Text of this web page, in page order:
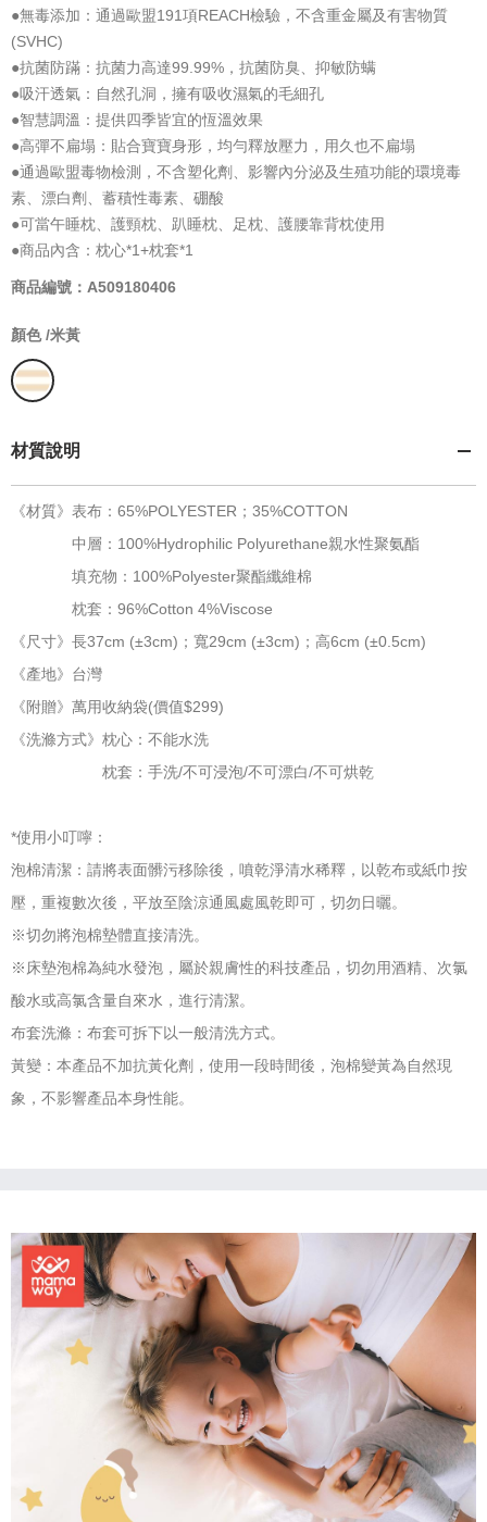
●無毒添加：通過歐盟191項REACH檢驗，不含重金屬及有害物質
(SVHC)
●抗菌防蹣：抗菌力高達99.99%，抗菌防臭、抑敏防螨
●吸汗透氣：自然孔洞，擁有吸收濕氣的毛細孔
●智慧調溫：提供四季皆宜的恆溫效果
●高彈不扁塌：貼合寶寶身形，均勻釋放壓力，用久也不扁塌
●通過歐盟毒物檢測，不含塑化劑、影響內分泌及生殖功能的環境毒
素、漂白劑、蓄積性毒素、硼酸
●可當午睡枕、護頸枕、趴睡枕、足枕、護腰靠背枕使用
●商品內含：枕心*1+枕套*1
商品編號：A509180406
顏色 /米黃
材質說明
《材質》表布：65%POLYESTER；35%COTTON
中層：100%Hydrophilic Polyurethane親水性聚氨酯
填充物：100%Polyester聚酯纖維棉
枕套：96%Cotton 4%Viscose
《尺寸》長37cm (±3cm)；寬29cm (±3cm)；高6cm (±0.5cm)
《產地》台灣
《附贈》萬用收納袋(價值$299)
《洗滌方式》枕心：不能水洗
枕套：手洗/不可浸泡/不可漂白/不可烘乾
*使用小叮嚀：
泡棉清潔：請將表面髒污移除後，噴乾淨清水稀釋，以乾布或紙巾按
壓，重複數次後，平放至陰涼通風處風乾即可，切勿日曬。
※切勿將泡棉墊體直接清洗。
※床墊泡棉為純水發泡，屬於親膚性的科技產品，切勿用酒精、次氯
酸水或高氯含量自來水，進行清潔。
布套洗滌：布套可拆下以一般清洗方式。
黃變：本產品不加抗黃化劑，使用一段時間後，泡棉變黃為自然現
象，不影響產品本身性能。